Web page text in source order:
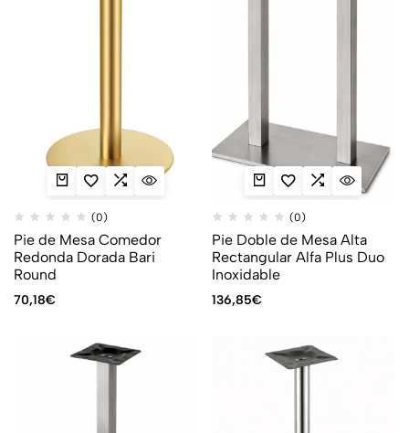
(0)
Pie de Mesa Comedor
Redonda Dorada Bari
Round
70,18€
(0)
Pie Doble de Mesa Alta
Rectangular Alfa Plus Duo
Inoxidable
136,85€